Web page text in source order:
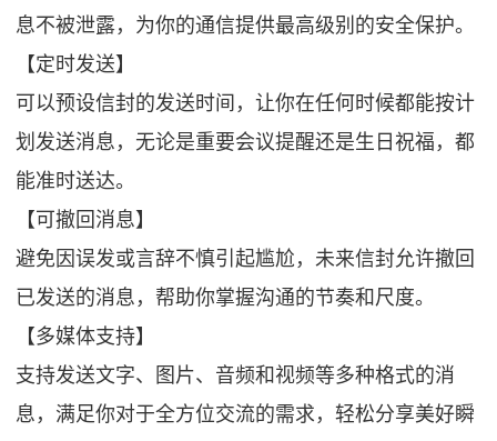
息不被泄露，为你的通信提供最高级别的安全保护。
【定时发送】
可以预设信封的发送时间，让你在任何时候都能按计
划发送消息，无论是重要会议提醒还是生日祝福，都
能准时送达。
【可撤回消息】
避免因误发或言辞不慎引起尴尬，未来信封允许撤回
已发送的消息，帮助你掌握沟通的节奏和尺度。
【多媒体支持】
支持发送文字、图片、音频和视频等多种格式的消
息，满足你对于全方位交流的需求，轻松分享美好瞬